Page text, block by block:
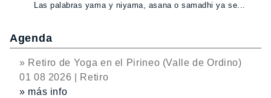
Las palabras yama y niyama, asana o samadhi ya se...
Agenda
» Retiro de Yoga en el Pirineo (Valle de Ordino)
01 08 2026 | Retiro
» más info